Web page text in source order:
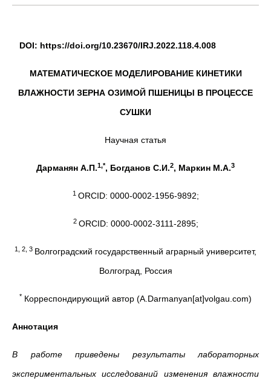
DOI: https://doi.org/10.23670/IRJ.2022.118.4.008
МАТЕМАТИЧЕСКОЕ МОДЕЛИРОВАНИЕ КИНЕТИКИ
ВЛАЖНОСТИ ЗЕРНА ОЗИМОЙ ПШЕНИЦЫ В ПРОЦЕССЕ
СУШКИ
Научная статья
Дарманян А.П.1,*, Богданов С.И.2, Маркин М.А.3
1 ORCID: 0000-0002-1956-9892;
2 ORCID: 0000-0002-3111-2895;
1, 2, 3 Волгоградский государственный аграрный университет,
Волгоград, Россия
* Корреспондирующий автор (A.Darmanyan[at]volgau.com)
Аннотация
В работе приведены результаты лабораторных
экспериментальных исследований изменения влажности